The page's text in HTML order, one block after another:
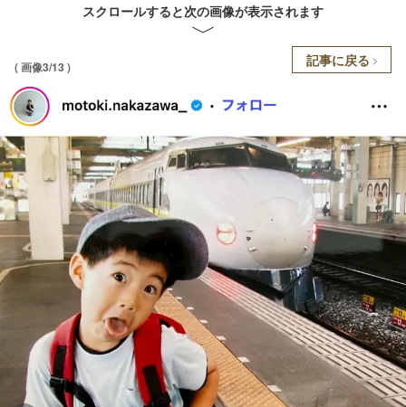
スクロールすると次の画像が表示されます
( 画像3/13 ) 記事に戻る